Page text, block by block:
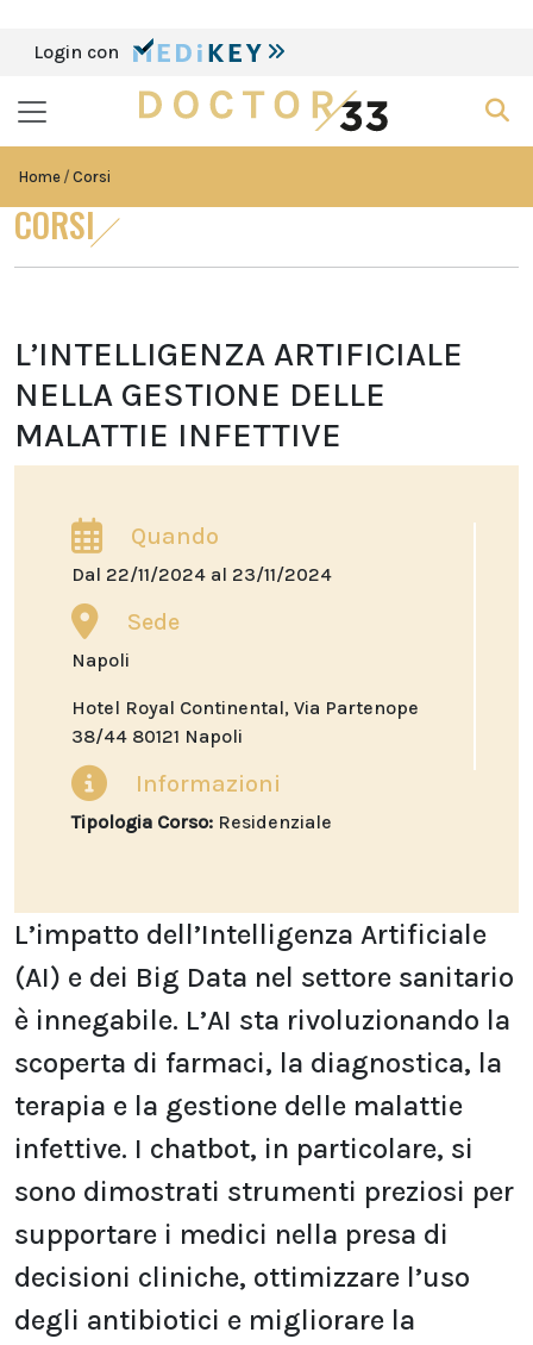
Login con
Home Corsi
CORSI
L’INTELLIGENZA ARTIFICIALE
NELLA GESTIONE DELLE
MALATTIE INFETTIVE
Quando
Dal 22/11/2024 al 23/11/2024
Sede
Napoli
Hotel Royal Continental, Via Partenope
38/44 80121 Napoli
Informazioni
Tipologia Corso: Residenziale
L’impatto dell’Intelligenza Artificiale
(AI) e dei Big Data nel settore sanitario
è innegabile. L’AI sta rivoluzionando la
scoperta di farmaci, la diagnostica, la
terapia e la gestione delle malattie
infettive. I chatbot, in particolare, si
sono dimostrati strumenti preziosi per
supportare i medici nella presa di
decisioni cliniche, ottimizzare l’uso
degli antibiotici e migliorare la